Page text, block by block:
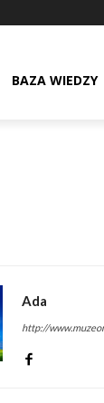
BAZA WIEDZY
Ada
http://